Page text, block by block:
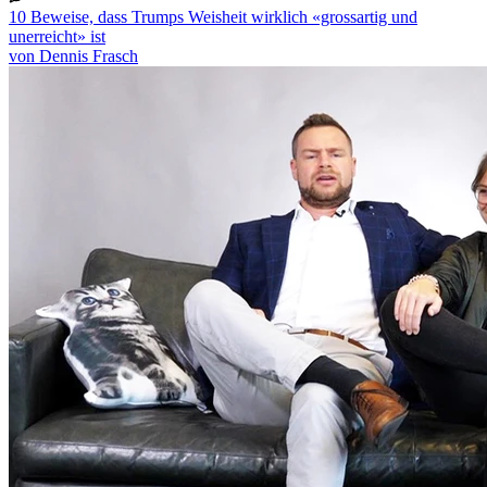
10 Beweise, dass Trumps Weisheit wirklich «grossartig und
unerreicht» ist
von Dennis Frasch